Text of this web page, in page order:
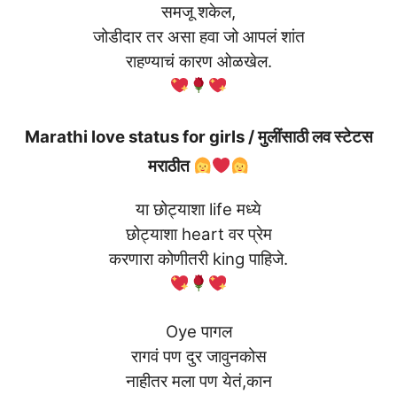
समजू शकेल,
जोडीदार तर असा हवा जो आपलं शांत
राहण्याचं कारण ओळखेल.
Marathi love status for girls / मुलींसाठी लव स्टेटस
मराठीत
या छोट्याशा life मध्ये
छोट्याशा heart वर प्रेम
करणारा कोणीतरी king पाहिजे.
Oye पागल
रागवं पण दुर जावुनकोस
नाहीतर मला पण येतं,कान